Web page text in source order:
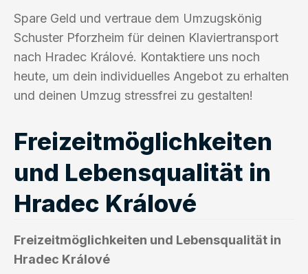
Spare Geld und vertraue dem Umzugskönig
Schuster Pforzheim für deinen Klaviertransport
nach Hradec Králové. Kontaktiere uns noch
heute, um dein individuelles Angebot zu erhalten
und deinen Umzug stressfrei zu gestalten!
Freizeitmöglichkeiten
und Lebensqualität in
Hradec Králové
Freizeitmöglichkeiten und Lebensqualität in
Hradec Králové